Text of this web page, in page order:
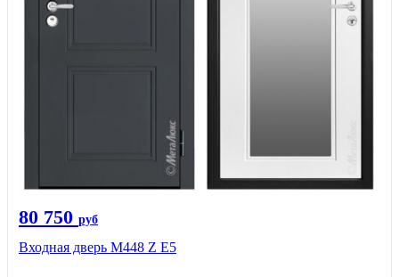
80 750 руб
Входная дверь М448 Z Е5